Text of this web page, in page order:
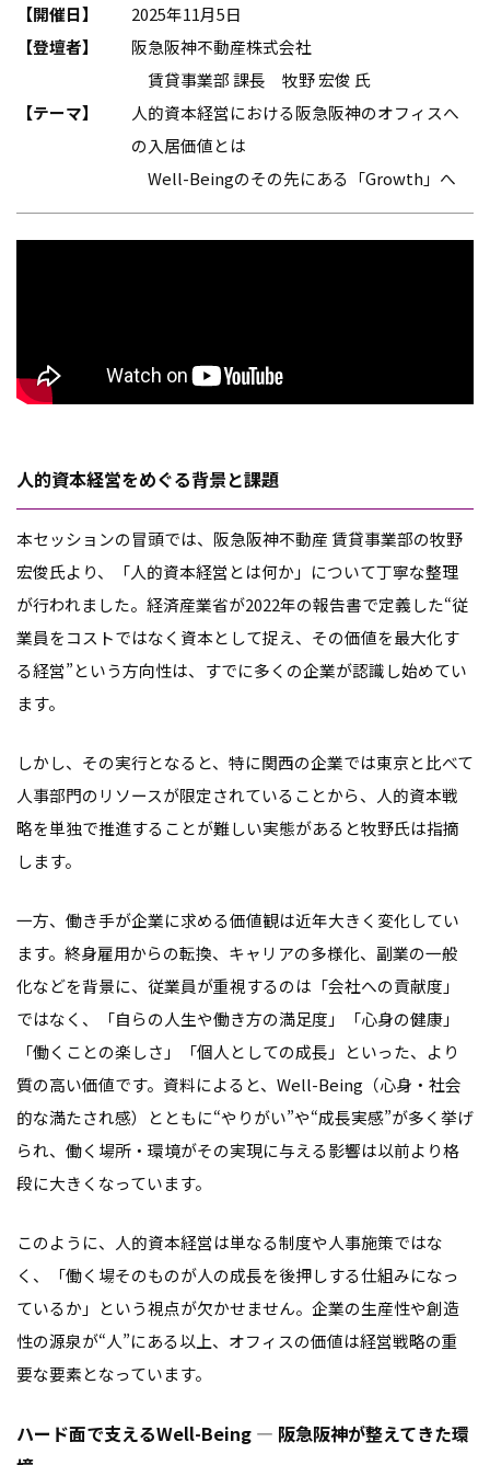
【開催日】
2025年11月5日
【登壇者】
阪急阪神不動産株式会社
賃貸事業部 課長 牧野 宏俊 氏
【テーマ】
人的資本経営における阪急阪神のオフィスへ
の入居価値とは
――Well-Beingのその先にある「Growth」へ
人的資本経営をめぐる背景と課題
本セッションの冒頭では、阪急阪神不動産 賃貸事業部の牧野
宏俊氏より、「人的資本経営とは何か」について丁寧な整理
が行われました。経済産業省が2022年の報告書で定義した“従
業員をコストではなく資本として捉え、その価値を最大化す
る経営”という方向性は、すでに多くの企業が認識し始めてい
ます。
しかし、その実行となると、特に関西の企業では東京と比べて
人事部門のリソースが限定されていることから、人的資本戦
略を単独で推進することが難しい実態があると牧野氏は指摘
します。
一方、働き手が企業に求める価値観は近年大きく変化してい
ます。終身雇用からの転換、キャリアの多様化、副業の一般
化などを背景に、従業員が重視するのは「会社への貢献度」
ではなく、「自らの人生や働き方の満足度」「心身の健康」
「働くことの楽しさ」「個人としての成長」といった、より
質の高い価値です。資料によると、Well-Being（心身・社会
的な満たされ感）とともに“やりがい”や“成長実感”が多く挙げ
られ、働く場所・環境がその実現に与える影響は以前より格
段に大きくなっています。
このように、人的資本経営は単なる制度や人事施策ではな
く、「働く場そのものが人の成長を後押しする仕組みになっ
ているか」という視点が欠かせません。企業の生産性や創造
性の源泉が“人”にある以上、オフィスの価値は経営戦略の重
要な要素となっています。
ハード面で支えるWell-Being ― 阪急阪神が整えてきた環